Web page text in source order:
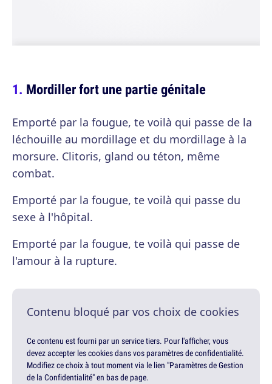
Mordiller fort une partie génitale
Emporté par la fougue, te voilà qui passe de la
léchouille au mordillage et du mordillage à la
morsure. Clitoris, gland ou téton, même
combat.
Emporté par la fougue, te voilà qui passe du
sexe à l'hôpital.
Emporté par la fougue, te voilà qui passe de
l'amour à la rupture.
Contenu bloqué par vos choix de cookies
Ce contenu est fourni par un service tiers. Pour l'afficher, vous
devez accepter les cookies dans vos paramètres de confidentialité.
Modifiez ce choix à tout moment via le lien "Paramètres de Gestion
de la Confidentialité" en bas de page.